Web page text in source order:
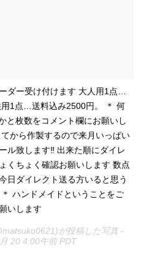
ダー受け付けます 大人用1点…
1点…送料込み2500円。 ＊ 何
と枚数をコメント欄にお願いし
から作製するので来月いっぱい
ル致します‼︎ 出来た順にダイレ
くちょく確認お願いします 数点
日ダイレクト送る方いると思う
ハンドメイドということをご
いします
が投稿した写真 -
20 4:00午前 PDT